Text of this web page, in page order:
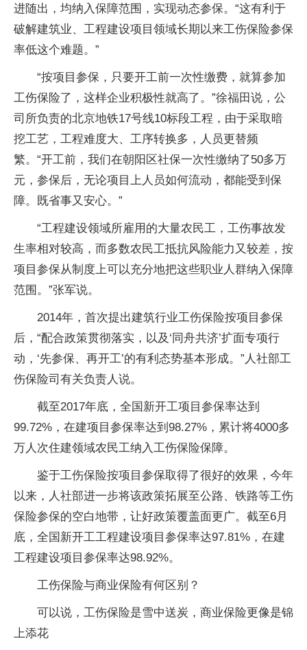
进随出，均纳入保障范围，实现动态参保。“这有利于
破解建筑业、工程建设项目领域长期以来工伤保险参保
率低这个难题。”
“按项目参保，只要开工前一次性缴费，就算参加
工伤保险了，这样企业积极性就高了。”徐福田说，公
司所负责的北京地铁17号线10标段工程，由于采取暗
挖工艺，工程难度大、工序转换多，人员更替频
繁。“开工前，我们在朝阳区社保一次性缴纳了50多万
元，参保后，无论项目上人员如何流动，都能受到保
障。既省事又安心。”
“工程建设领域所雇用的大量农民工，工伤事故发
生率相对较高，而多数农民工抵抗风险能力又较差，按
项目参保从制度上可以充分地把这些职业人群纳入保障
范围。”张军说。
2014年，首次提出建筑行业工伤保险按项目参保
后，“配合政策贯彻落实，以及‘同舟共济’扩面专项行
动，‘先参保、再开工’的有利态势基本形成。”人社部工
伤保险司有关负责人说。
截至2017年底，全国新开工项目参保率达到
99.72%，在建项目参保率达到98.27%，累计将4000多
万人次住建领域农民工纳入工伤保险保障。
鉴于工伤保险按项目参保取得了很好的效果，今年
以来，人社部进一步将该政策拓展至公路、铁路等工伤
保险参保的空白地带，让好政策覆盖面更广。截至6月
底，全国新开工工程建设项目参保率达97.81%，在建
工程建设项目参保率达98.92%。
工伤保险与商业保险有何区别？
可以说，工伤保险是雪中送炭，商业保险更像是锦
上添花